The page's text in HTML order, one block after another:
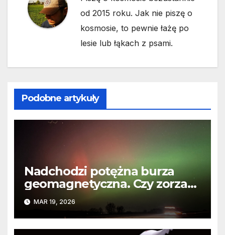
od 2015 roku. Jak nie piszę o
kosmosie, to pewnie łażę po
lesie lub łąkach z psami.
Podobne artykuły
Nadchodzi potężna burza
geomagnetyczna. Czy zorza
polarna rozbłyśnie na niebie?
MAR 19, 2026